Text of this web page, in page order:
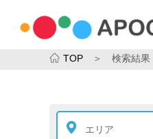
TOP ＞ 検索結果
エリア